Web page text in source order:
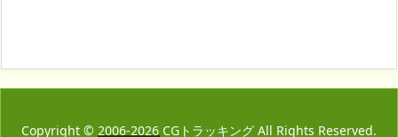
Copyright © 2006-2026 CGトラッキング All Rights Reserved.